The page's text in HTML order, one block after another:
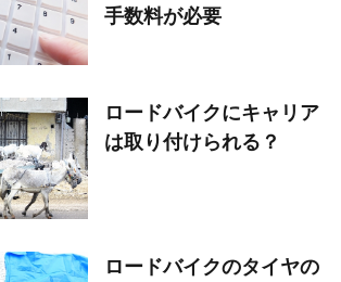
手数料が必要
ロードバイクにキャリア
は取り付けられる？
ロードバイクのタイヤの